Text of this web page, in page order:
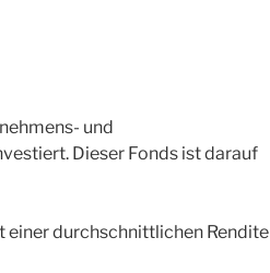
und
Dieser Fonds ist darauf
einer durchschnittlichen Rendite